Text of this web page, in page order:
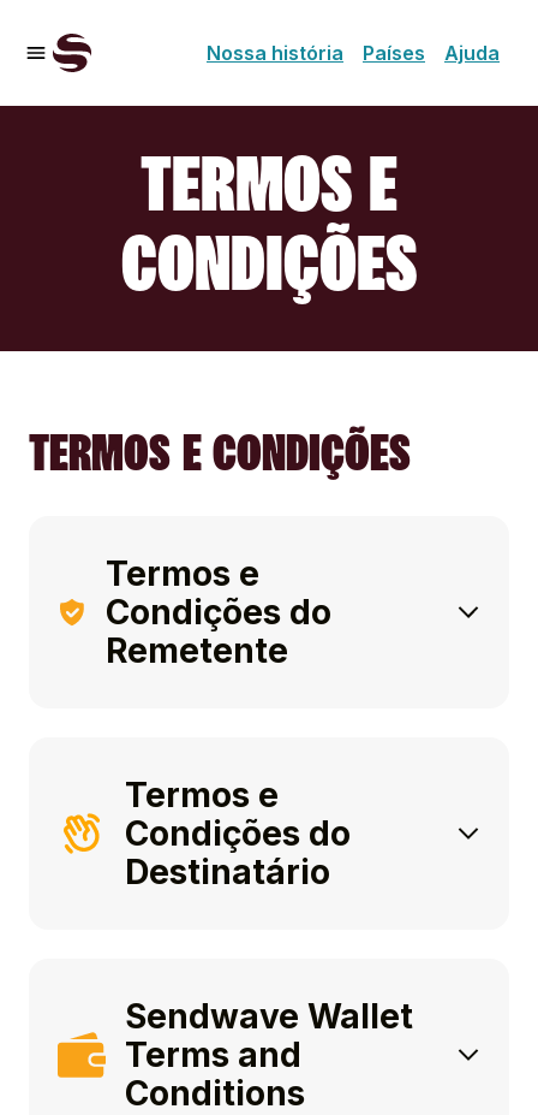
Nossa história Países Ajuda
TERMOS E
CONDIÇÕES
TERMOS E CONDIÇÕES
Termos e
Condições do
Remetente
Termos e
Condições do
Destinatário
Sendwave Wallet
Terms and
Conditions